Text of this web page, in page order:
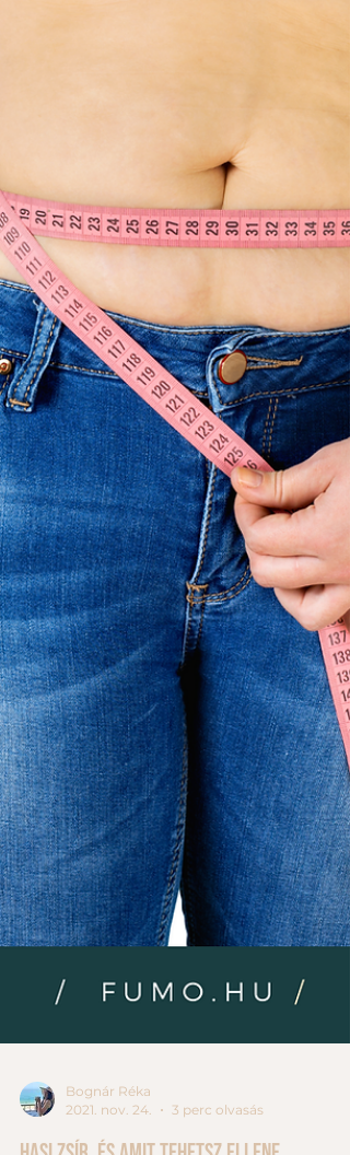
2021. nov. 24.
3 perc olvasás